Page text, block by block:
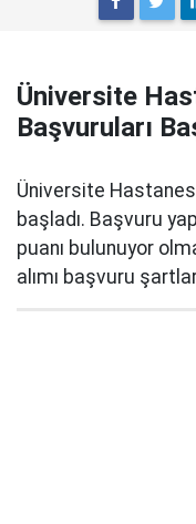
Üniversite
Başvuruları
Üniversite
başladı. Başvuru
puanı bulunuyor
alımı başvuru